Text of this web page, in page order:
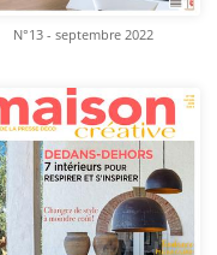
N°13 - septembre 2022